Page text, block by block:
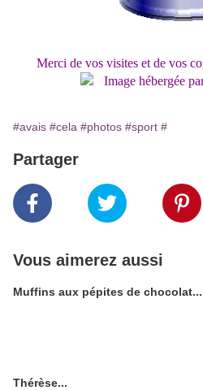
Merci de vos visites et de vos
#avais #cela #photos #sport #
Partager
Vous aimerez aussi
Muffins aux pépites de chocolat...
Thérèse...